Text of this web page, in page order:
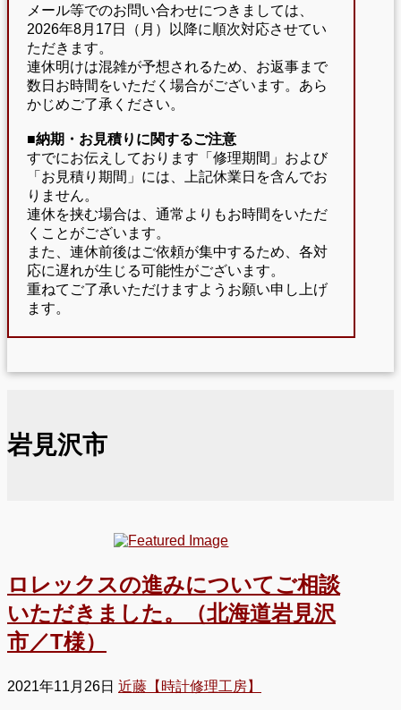
メール等でのお問い合わせにつきましては、
2026年8月17日（月）以降に順次対応させてい
ただきます。
連休明けは混雑が予想されるため、お返事まで
数日お時間をいただく場合がございます。あら
かじめご了承ください。
■納期・お見積りに関するご注意
すでにお伝えしております「修理期間」および
「お見積り期間」には、上記休業日を含んでお
りません。
連休を挟む場合は、通常よりもお時間をいただ
くことがございます。
また、連休前後はご依頼が集中するため、各対
応に遅れが生じる可能性がございます。
重ねてご了承いただけますようお願い申し上げ
ます。
岩見沢市
ロレックスの進みについてご相談
いただきました。（北海道岩見沢
市／T様）
2021年11月26日 近藤【時計修理工房】